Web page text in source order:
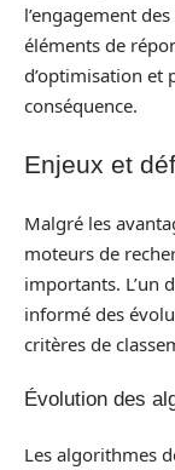
l’engagement
éléments de
d’optimisation et
conséquence.
Enjeux et
Malgré les
moteurs de
importants. L’un
informé des
critères de
Évolution des
Les algorithmes